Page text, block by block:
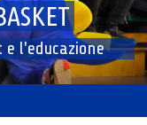
e l'educazione